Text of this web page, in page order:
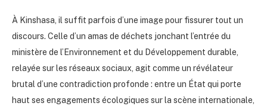
À Kinshasa, il suffit parfois d’une image pour fissurer tout un
discours. Celle d’un amas de déchets jonchant l’entrée du
ministère de l’Environnement et du Développement durable,
relayée sur les réseaux sociaux, agit comme un révélateur
brutal d’une contradiction profonde : entre un État qui porte
haut ses engagements écologiques sur la scène internationale,